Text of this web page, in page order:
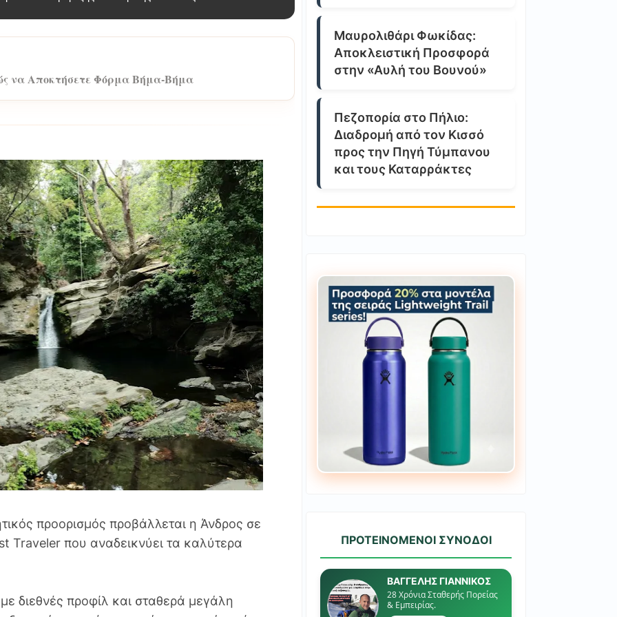
να Αποκτήσετε Φόρμα Βήμα-Βήμα
προορισμός προβάλλεται η Άνδρος σε
Traveler που αναδεικνύει τα καλύτερα
διεθνές προφίλ και σταθερά μεγάλη
Μαυρολιθάρι Φωκίδας:
Αποκλειστική Προσφορά
στην «Αυλή του Βουνού»
Πεζοπορία στο Πήλιο:
Διαδρομή από τον Κισσό
προς την Πηγή Τύμπανου
και τους Καταρράκτες
ΠΡΟΤΕΙΝΟΜΕΝΟΙ ΣΥΝΟΔΟΙ
ΒΑΓΓΕΛΗΣ ΓΙΑΝΝΙΚΟΣ
28 Χρόνια Σταθερής Πορείας
& Εμπειρίας.